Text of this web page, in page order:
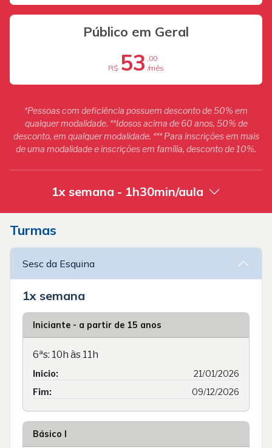
Público em Geral
R$ 53 ,00
/mês
*Pessoas com deficiência possuem desconto de 50% em
qualquer modalidade. **Idosos acima de 60 anos, 50% de
desconto, em qualquer modalidade. *** Para inscrições em mais
de uma modalidade e inscrições em família, desconto de 10%.
1x semana - 1h30min/aula
Turmas
Sesc da Esquina
1x semana
Iniciante - a partir de 15 anos
6ªs: 10h às 11h
Início:
21/01/2026
Fim:
09/12/2026
Básico I